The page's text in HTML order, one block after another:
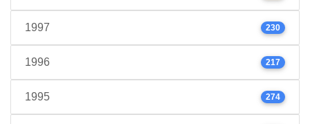
1997 230
1996 217
1995 274